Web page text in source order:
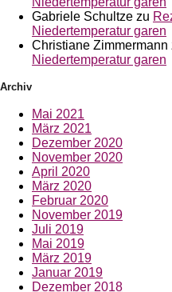
Gabriele Schultze zu
Niedertemperatur garen
Christiane Zimmermann
Niedertemperatur garen
Archiv
Mai 2021
März 2021
Dezember 2020
November 2020
April 2020
März 2020
Februar 2020
November 2019
Juli 2019
Mai 2019
März 2019
Januar 2019
Dezember 2018